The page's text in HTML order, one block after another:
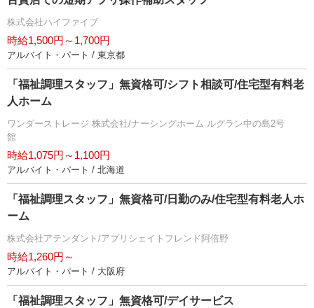
株式会社ハイファイブ
時給1,500円～1,700円
アルバイト・パート / 東京都
「福祉調理スタッフ」無資格可/シフト相談可/住宅型有料老
人ホーム
ワンダーストレージ 株式会社/ナーシングホーム ルグラン中の島2号
館
時給1,075円～1,100円
アルバイト・パート / 北海道
「福祉調理スタッフ」無資格可/日勤のみ/住宅型有料老人ホ
ーム
株式会社アテンダント/アプリシェイトフレンド阿倍野
時給1,260円～
アルバイト・パート / 大阪府
「福祉調理スタッフ」無資格可/デイサービス